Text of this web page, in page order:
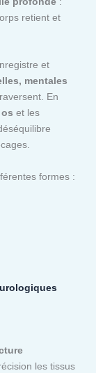
retient et
et
mentales
En
os et les
formes :
les tissus